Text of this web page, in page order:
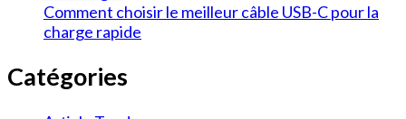
Comment choisir le meilleur câble USB-C pour la
charge rapide
Catégories